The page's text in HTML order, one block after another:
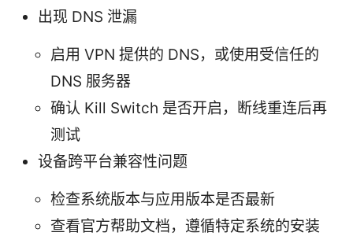
出现 DNS 泄漏
启用 VPN 提供的 DNS，或使用受信任的
DNS 服务器
确认 Kill Switch 是否开启，断线重连后再
测试
设备跨平台兼容性问题
检查系统版本与应用版本是否最新
查看官方帮助文档，遵循特定系统的安装